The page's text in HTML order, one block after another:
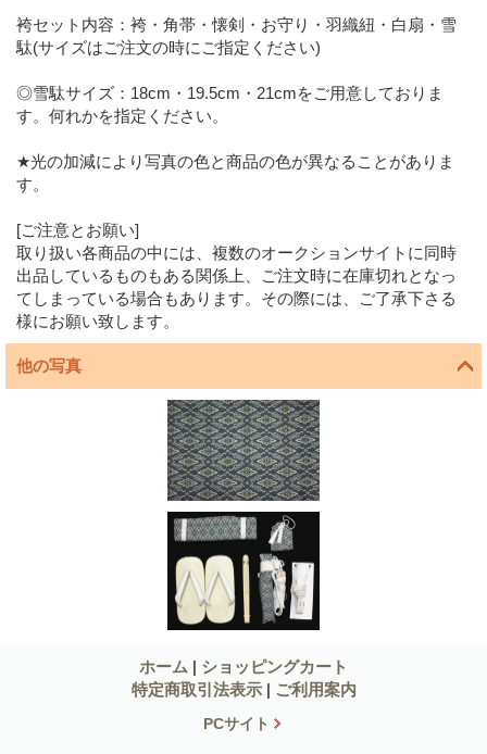
袴セット内容：袴・角帯・懐剣・お守り・羽織紐・白扇・雪
駄(サイズはご注文の時にご指定ください)
◎雪駄サイズ：18cm・19.5cm・21cmをご用意しておりま
す。何れかを指定ください。
★光の加減により写真の色と商品の色が異なることがありま
す。
[ご注意とお願い]
取り扱い各商品の中には、複数のオークションサイトに同時
出品しているものもある関係上、ご注文時に在庫切れとなっ
てしまっている場合もあります。その際には、ご了承下さる
様にお願い致します。
他の写真
ホーム | ショッピングカート
特定商取引法表示 | ご利用案内
PCサイト